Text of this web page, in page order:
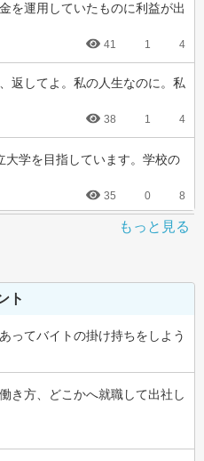
を運用していたものに利益が出
41 1 4
返してよ。私の人生なのに。私
38 1 4
学を目指しています。学校の
35 0 8
もっと見る
ト
ってバイトの掛け持ちをしよう
き方、どこかへ就職して出社し